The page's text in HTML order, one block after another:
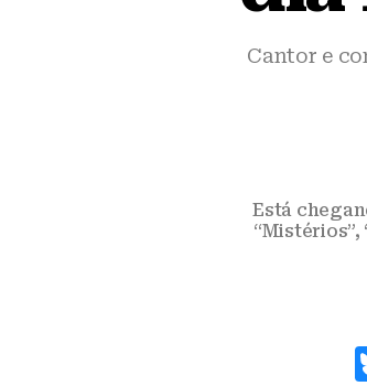
Cantor e
Está